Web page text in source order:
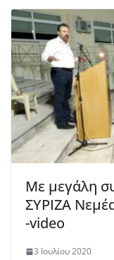
Με μεγάλη
ΣΥΡΙΖΑ
-video
3 Ιουλίου 2020